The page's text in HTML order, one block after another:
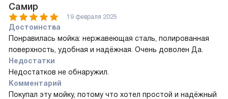
Самир
19 февраля 2025
Достоинства
Понравилась мойка: нержавеющая сталь, полированная
поверхность, удобная и надёжная. Очень доволен Да.
Недостатки
Недостатков не обнаружил.
Комментарий
Покупал эту мойку, потому что хотел простой и надёжный